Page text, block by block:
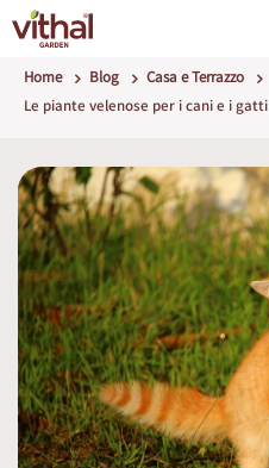
Home Blog
Casa e Terrazzo
Le piante velenose per i cani e i gatti